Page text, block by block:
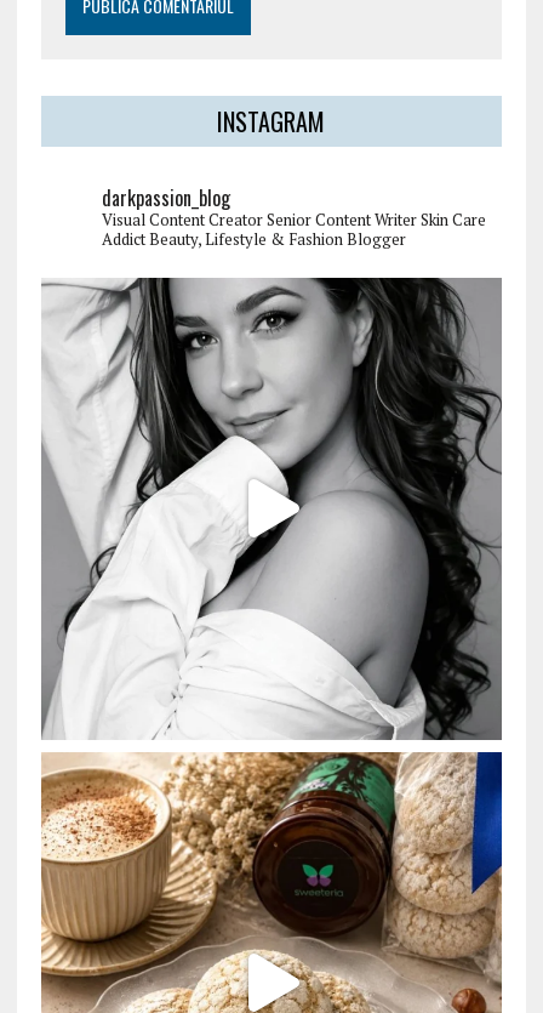
INSTAGRAM
darkpassion_blog
Visual Content CreatorSenior Content WriterSkin Care
AddictBeauty, Lifestyle & Fashion Blogger